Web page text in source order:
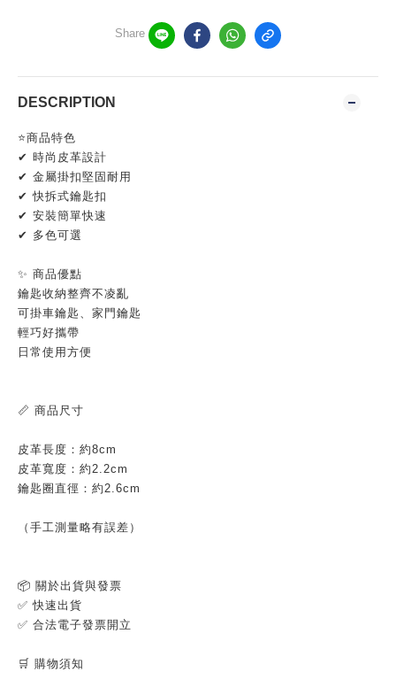
Share
DESCRIPTION
⭐商品特色
✔ 時尚皮革設計
✔ 金屬掛扣堅固耐用
✔ 快拆式鑰匙扣
✔ 安裝簡單快速
✔ 多色可選
✨ 商品優點
鑰匙收納整齊不凌亂
可掛車鑰匙、家門鑰匙
輕巧好攜帶
日常使用方便
📏 商品尺寸
皮革長度：約8cm
皮革寬度：約2.2cm
鑰匙圈直徑：約2.6cm
（手工測量略有誤差）
📦 關於出貨與發票
✅ 快速出貨
✅ 合法電子發票開立
🛒 購物須知